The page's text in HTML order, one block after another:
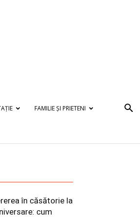
FAMILIE ȘI PRIETENI
în căsătorie la
cum